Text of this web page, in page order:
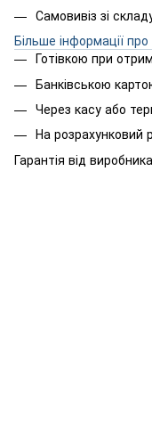
Самовивіз зі
Більше інформації
Готівкою при
Банківською
Через касу або
На розрахунковий
Гарантія від